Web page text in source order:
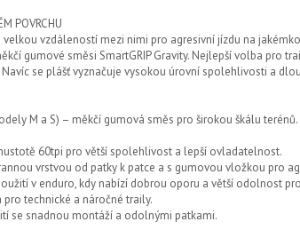
POVRCHU
vzdáleností mezi nimi pro agresivní jízdu na
gumové směsi SmartGRIP Gravity. Nejlepší volba pro
se plášť vyznačuje vysokou úrovní spolehlivosti a
M a S) – měkčí gumová směs pro širokou škálu
60tpi pro větší spolehlivost a lepší ovladatelnost.
vrstvou od patky k patce a s gumovou vložkou pro
v enduro, kdy nabízí dobrou oporu a větší odolnost
technické a náročné traily.
se snadnou montáží a odolnými patkami.